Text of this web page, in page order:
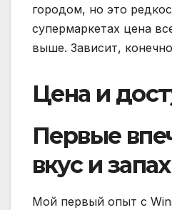
городом, но это
супермаркетах цена
выше. Зависит,
Цена и
Первые
вкус и запах
Мой первый опыт с